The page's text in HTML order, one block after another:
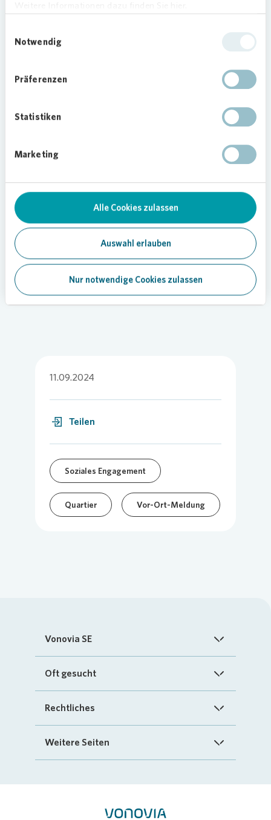
Notwendig
Präferenzen
Statistiken
Marketing
Alle Cookies zulassen
Auswahl erlauben
Nur notwendige Cookies zulassen
Kulturen stammenden Ahninnen entdecken. Die
„Kabine“ – ein mobiles
Bildung von Stadtkultur, bot hingegen die
so unabhängig von Alter, Hautfarbe und Kleidung
neue Perspektiven kennenzulernen.
Menschen des Stadtteils erneut, um am Ufer der
feiern und die Gemeinschaft zu stärken. Auch in
diesem Jahr ist es den Organisatoren wieder
gelungen, ein Fest zu schaffen, das alle
Generationen ansprach.
Vonovia
11.09.2024
Teilen
Soziales Engagement
Quartier Vor-Ort-Meldung
Vonovia SE
Startseite
Investoren
Oft gesucht
FAQ
„Mein Vonovia“ App
Mein Zuhause
Rechtliches
Impressum
Weitere Seiten